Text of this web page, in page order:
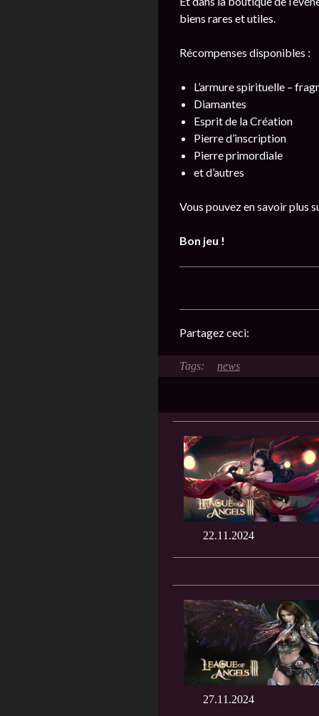
biens rares et utiles.
Récompenses disponibles :
L’armure spirituelle –
Diamantes
Esprit de la Création
Pierre d’inscription
Pierre primordiale
et d’autres
Vous pouvez en savoir plus
Bon jeu !
Partagez ceci:
news
22.11.2024
27.11.2024